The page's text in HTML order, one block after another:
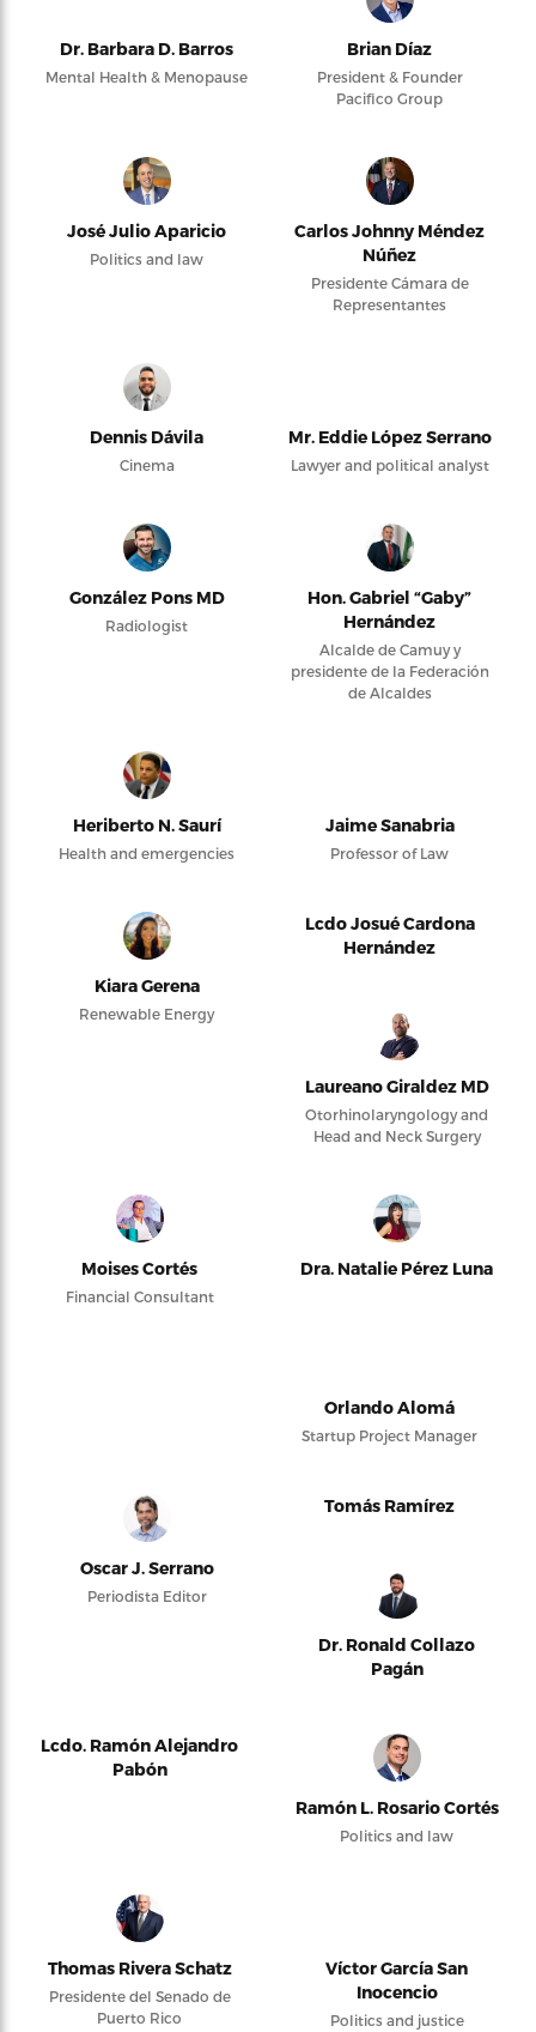
Dr. Barbara D. Barros
Mental Health & Menopause
Brian Díaz
President & Founder
Pacifico Group
José Julio Aparicio
Politics and law
Carlos Johnny Méndez
Núñez
Presidente Cámara de
Representantes
Dennis Dávila
Cinema
Mr. Eddie López Serrano
Lawyer and political analyst
González Pons MD
Radiologist
Hon. Gabriel “Gaby”
Hernández
Alcalde de Camuy y
presidente de la Federación
de Alcaldes
Heriberto N. Saurí
Health and emergencies
Jaime Sanabria
Professor of Law
Kiara Gerena
Renewable Energy
Lcdo Josué Cardona
Hernández
Laureano Giraldez MD
Otorhinolaryngology and
Head and Neck Surgery
Moises Cortés
Financial Consultant
Dra. Natalie Pérez Luna
Orlando Alomá
Startup Project Manager
Oscar J. Serrano
Periodista Editor
Tomás Ramírez
Dr. Ronald Collazo
Pagán
Lcdo. Ramón Alejandro
Pabón
Ramón L. Rosario Cortés
Politics and law
Thomas Rivera Schatz
Presidente del Senado de
Puerto Rico
Víctor García San
Inocencio
Politics and justice